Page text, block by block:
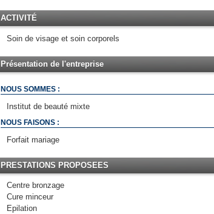
ACTIVITÉ
Soin de visage et soin corporels
Présentation de l'entreprise
NOUS SOMMES :
Institut de beauté mixte
NOUS FAISONS :
Forfait mariage
PRESTATIONS PROPOSEES
Centre bronzage
Cure minceur
Epilation